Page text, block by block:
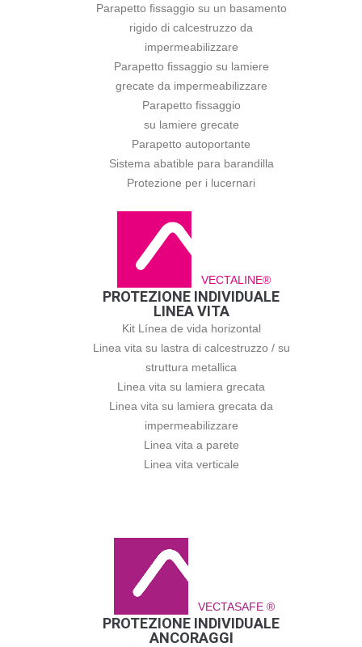
Parapetto fissaggio su un basamento
rigido di calcestruzzo da
impermeabilizzare
Parapetto fissaggio su lamiere
grecate da impermeabilizzare
Parapetto fissaggio
su lamiere grecate
Parapetto autoportante
Sistema abatible para barandilla
Protezione per i lucernari
VECTALINE®
PROTEZIONE INDIVIDUALE
LINEA VITA
Kit Línea de vida horizontal
Linea vita su lastra di calcestruzzo / su
struttura metallica
Linea vita su lamiera grecata
Linea vita su lamiera grecata da
impermeabilizzare
Linea vita a parete
Linea vita verticale
VECTASAFE ®
PROTEZIONE INDIVIDUALE
ANCORAGGI